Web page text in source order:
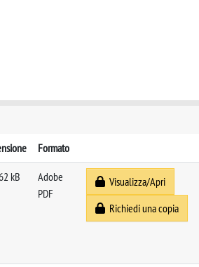
Formato
kB
Adobe
PDF
Visualizza/Apri
Richiedi una copia